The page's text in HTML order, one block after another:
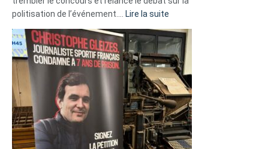
politisation de l’événement.…
Lire la suite
Eurovision
2026
:
Pays-
Bas,
Espagne,
Irlande
et
Slovénie